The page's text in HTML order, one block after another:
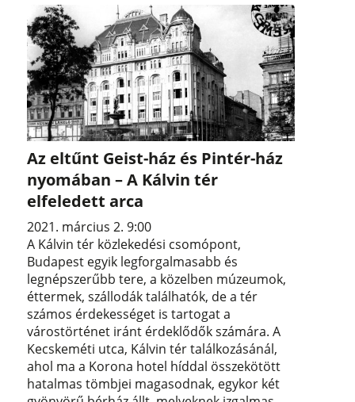
Az eltűnt Geist-ház és Pintér-ház
nyomában – A Kálvin tér
elfeledett arca
2021. március 2. 9:00
A Kálvin tér közlekedési csomópont,
Budapest egyik legforgalmasabb és
legnépszerűbb tere, a közelben múzeumok,
éttermek, szállodák találhatók, de a tér
számos érdekességet is tartogat a
várostörténet iránt érdeklődők számára. A
Kecskeméti utca, Kálvin tér találkozásánál,
ahol ma a Korona hotel híddal összekötött
hatalmas tömbjei magasodnak, egykor két